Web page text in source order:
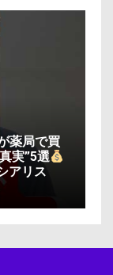
薬局で買
実”5選
アリス